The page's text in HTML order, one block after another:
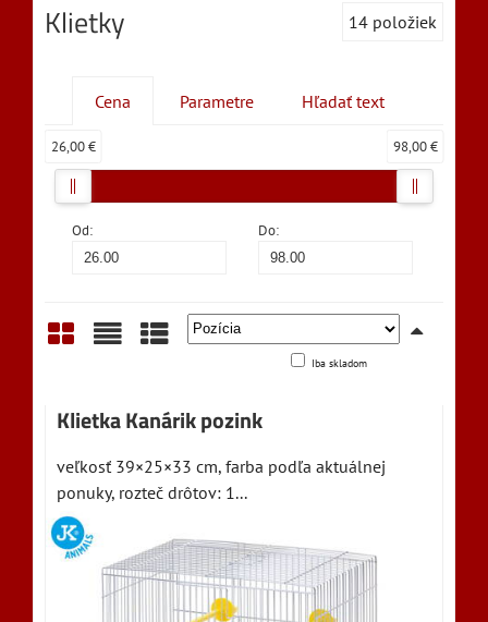
Klietky 14 položiek
Cena Parametre Hľadať text
Od: Do:
26,00 € 98,00 €
Iba skladom
Klietka Kanárik pozink
veľkosť 39×25×33 cm, farba podľa aktuálnej
ponuky, rozteč drôtov: 1...